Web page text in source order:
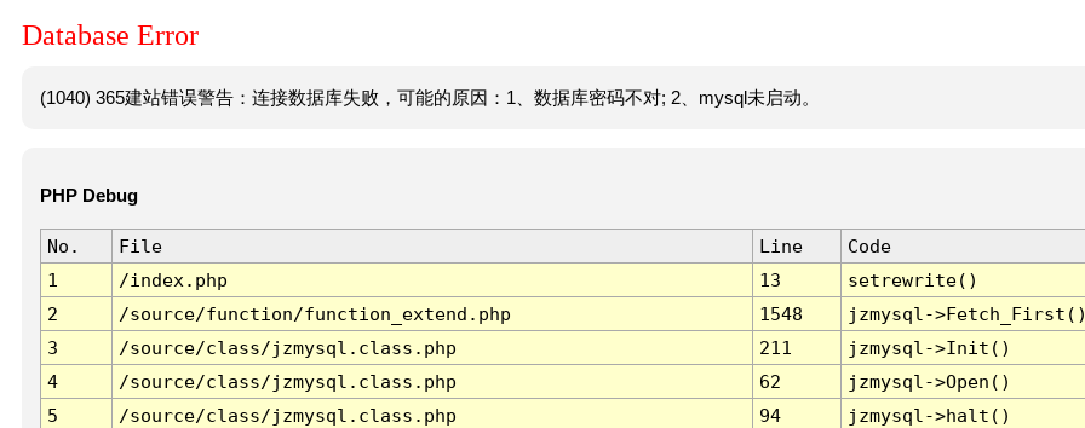
Database Error
(1040) 365建站错误警告：连接数据库失败，可能的原因：1、数据库密码不对; 2、mysql未启动。
PHP Debug
No. File Line
Code
1
/index.php 13
setrewrite()
2
/source/function/function_extend.php 1548
jzmysql-
3
/source/class/jzmysql.class.php 211
jzmysql->Init()
4
/source/class/jzmysql.class.php 62
jzmysql->Open()
5
/source/class/jzmysql.class.php 94
jzmysql->halt()